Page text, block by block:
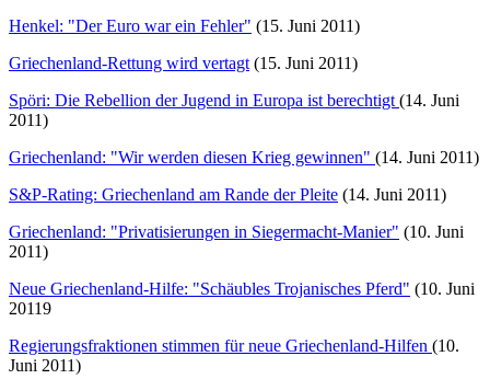
Henkel: "Der Euro war ein Fehler" (15. Juni 2011)
Griechenland-Rettung wird vertagt (15. Juni 2011)
Spöri: Die Rebellion der Jugend in Europa ist berechtigt (14. Juni
2011)
Griechenland: "Wir werden diesen Krieg gewinnen" (14. Juni 2011)
S&P-Rating: Griechenland am Rande der Pleite (14. Juni 2011)
Griechenland: "Privatisierungen in Siegermacht-Manier" (10. Juni
2011)
Neue Griechenland-Hilfe: "Schäubles Trojanisches Pferd" (10. Juni
20119
Regierungsfraktionen stimmen für neue Griechenland-Hilfen (10.
Juni 2011)